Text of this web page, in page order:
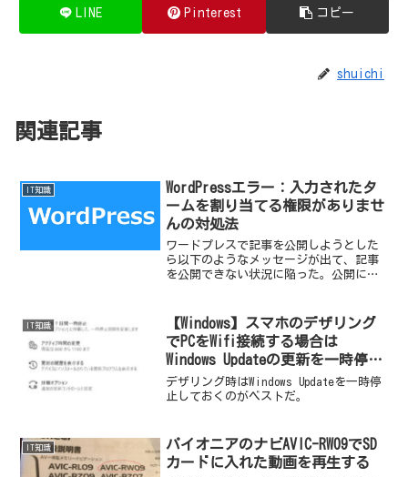
LINE Pinterest コピー
shuichi
関連記事
IT知識
WordPressエラー：入力されたタ
ームを割り当てる権限がありませ
んの対処法
ワードプレスで記事を公開しようとした
ら以下のようなメッセージが出て、記事
を公開できない状況に陥った。公開に失
きにして戻しても、Chromeのキャッシュ
をクリアしても全く...
IT知識
【Windows】スマホのデザリング
でPCをWifi接続する場合は
Windows Updateの更新を一時停止
しておく
デザリング時はWindows Updateを一時停
止しておくのがベストだ。
IT知識
パイオニアのナビAVIC-RW09でSD
カードに入れた動画を再生する